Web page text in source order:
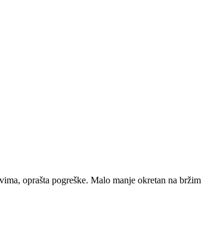
oprašta pogreške. Malo manje okretan na bržim